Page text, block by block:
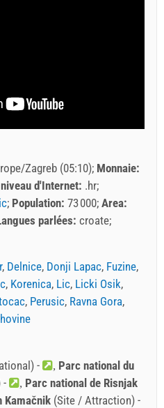
Zagreb (05:10) Monnaie:
d'Internet: .hr
Population: 73 000 Area:
parlées: croate
, Delnice, Donji Lapac, Fuzine,
, Korenica, Lic, Licki Osik,
, Perusic, Ravna Gora,
-
Parc national du
-
Parc national de Risnjak
Kamačnik (Site / Attraction) -